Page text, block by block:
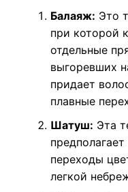
Балаяж: Это
при которой
отдельные
выгоревших
придает
плавные
Шатуш: Эта
переходы
легкой